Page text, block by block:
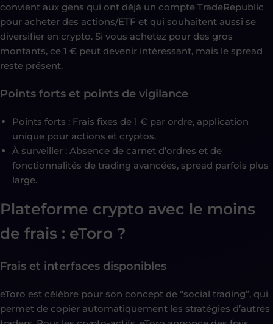
convient aux gens qui ont déjà un compte TradeRepublic
pour acheter des actions/ETF et qui souhaitent aussi se
diversifier en crypto. Si vous achetez pour des gros
montants, ce 1 € peut devenir intéressant, mais le spread
reste présent.
Points forts et points de vigilance
Points forts : Frais fixes de 1 € par ordre, application
unique pour actions et cryptos.
À surveiller : Absence de carnet d’ordres et de
fonctionnalités de trading avancées, spread parfois plus
large.
Plateforme crypto avec le moins
de frais : eToro ?
Frais et interfaces disponibles
eToro est célèbre pour son concept de “social trading”, qui
permet de copier automatiquement les stratégies d’autres